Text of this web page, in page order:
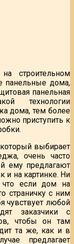
строительном
панельные дома,
панельная
технологии
дома, тем более
приступить к
выбирает
очень часто
ему предлагают
и на картинке. Ни
если дом на
страничку с ним
чувствует любой
заказчики с
чтобы он там
та же, как и в
предлагает